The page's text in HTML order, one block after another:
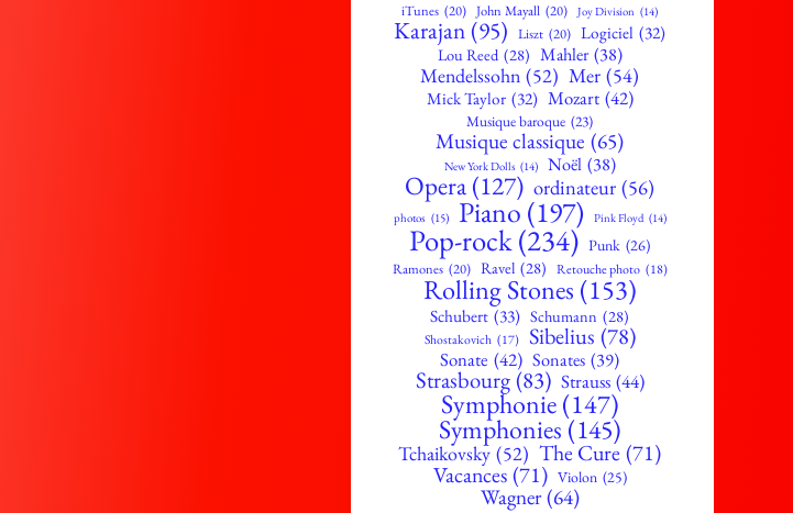
iTunes (20) John Mayall (20) Joy Division (14)
Karajan(95) Liszt (20) Logiciel (32)
Lou Reed (28) Mahler (38)
Mendelssohn (52) Mer (54)
Mick Taylor (32) Mozart (42)
Musique baroque (23)
Musique classique (65)
New York Dolls (14) Noël (38)
Opera (127) ordinateur (56)
photos (15) Piano (197) Pink Floyd (14)
Pop-rock(234) Punk (26)
Ramones (20) Ravel (28) Retouche photo (18)
Rolling Stones (153)
Schubert (33) Schumann (28)
Shostakovich (17) Sibelius (78)
Sonate (42) Sonates (39)
Strasbourg (83) Strauss (44)
Symphonie (147)
Symphonies(145)
Tchaikovsky (52) The Cure(71)
Vacances (71) Violon (25)
Wagner (64)